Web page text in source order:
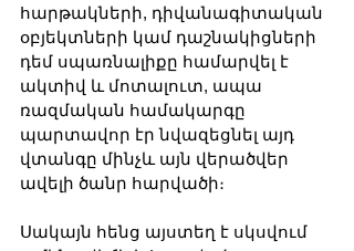
հարթակների, դիվանագիտական
օբյեկտների կամ դաշնակիցների
դեմ սպառնալիքը համարվել է
ակտիվ և մոտալուտ, ապա
ռազմական համակարգը
պարտավոր էր նվազեցնել այդ
վտանգը մինչև այն վերածվեր
ավելի ծանր հարվածի։
Սակայն հենց այստեղ է սկսվում